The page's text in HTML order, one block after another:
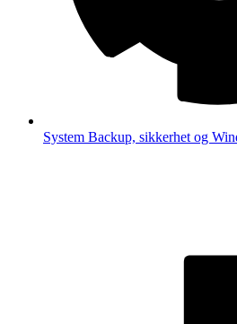
System Backup, sikkerhet og